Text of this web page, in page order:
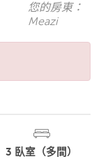
您的房東：
Meazi
3 臥室（多間）